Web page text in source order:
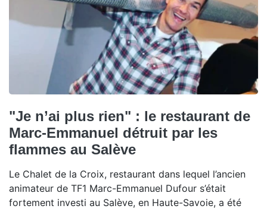
"Je n’ai plus rien" : le restaurant de
Marc-Emmanuel détruit par les
flammes au Salève
Le Chalet de la Croix, restaurant dans lequel l’ancien
animateur de TF1 Marc-Emmanuel Dufour s’était
fortement investi au Salève, en Haute-Savoie, a été